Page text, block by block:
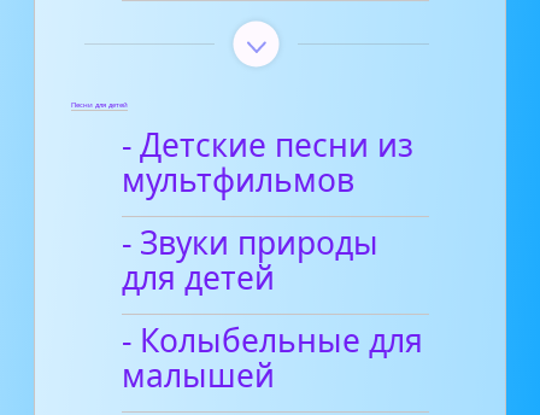
Песни для детей
- Детские песни из
мультфильмов
- Звуки природы
для детей
- Колыбельные для
малышей